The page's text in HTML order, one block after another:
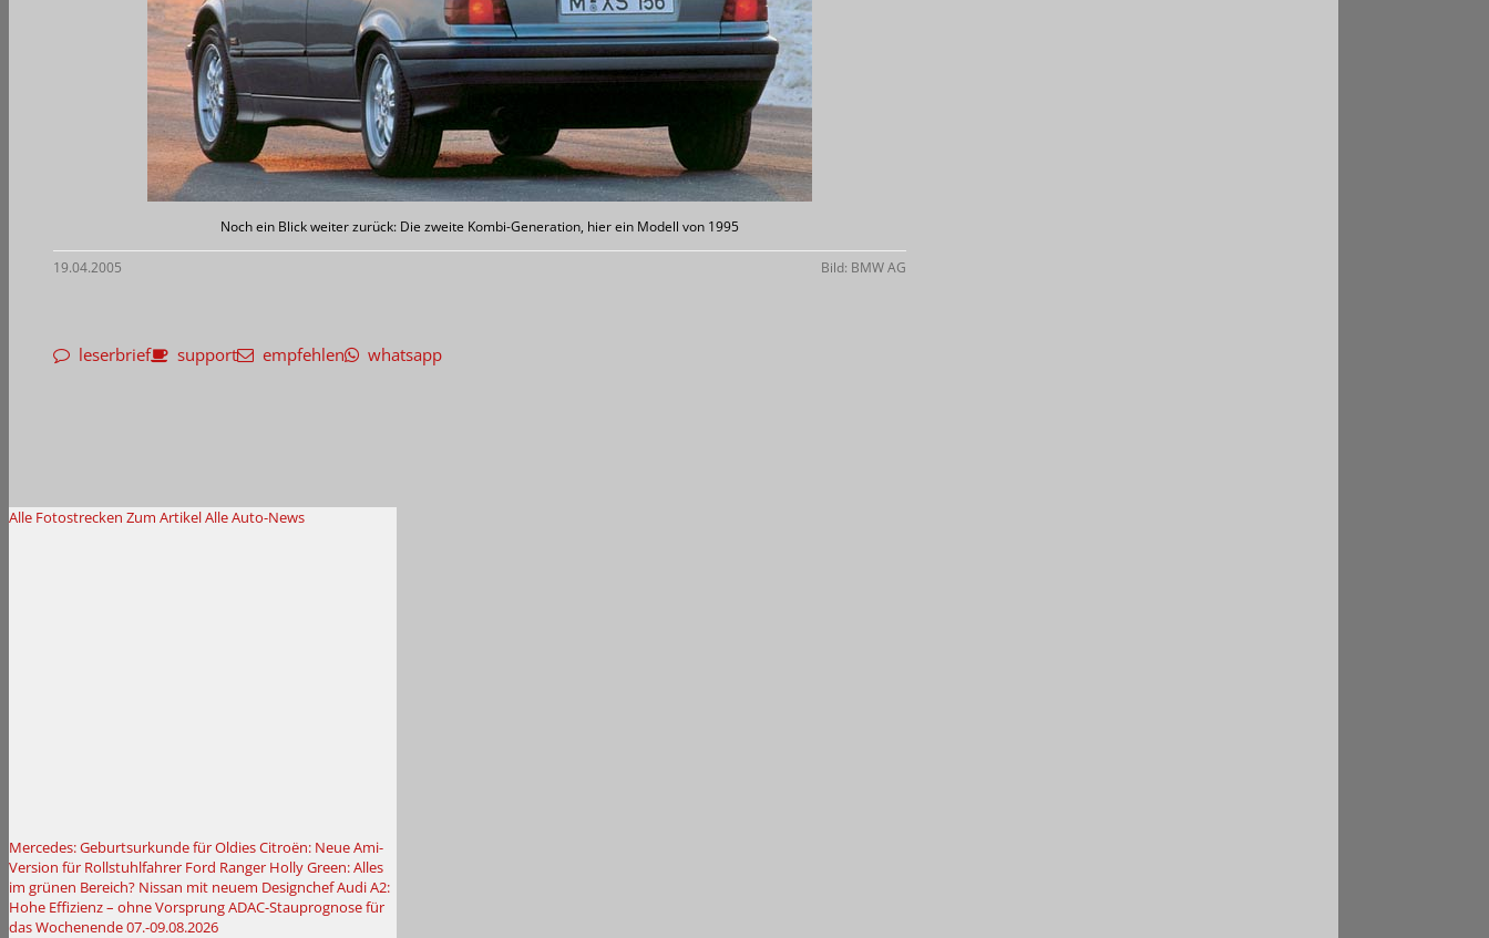
Noch ein Blick weiter zurück: Die zweite Kombi-Generation, hier ein Modell von 1995
19.04.2005 Bild: BMW AG
leserbrief support empfehlen whatsapp
Alle Fotostrecken Zum ArtikelAlle Auto-News
Mercedes: Geburtsurkunde für OldiesCitroën: Neue Ami-
Version für Rollstuhlfahrer Ford Ranger Holly Green: Alles
im grünen Bereich? Nissan mit neuem DesignchefAudi A2:
Hohe Effizienz – ohne VorsprungADAC-Stauprognose für
das Wochenende 07.-09.08.2026